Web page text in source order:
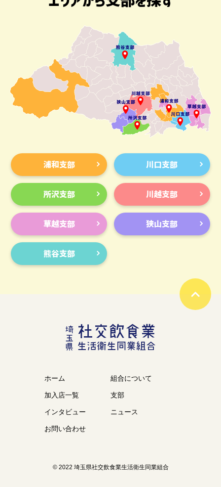
浦和支部 川口支部
所沢支部 川越支部
草越支部 狭山支部
熊谷支部
ホーム 組合について
加入店一覧 支部
インタビュー ニュース
お問い合わせ
© 2022 埼玉県社交飲食業生活衛生同業組合